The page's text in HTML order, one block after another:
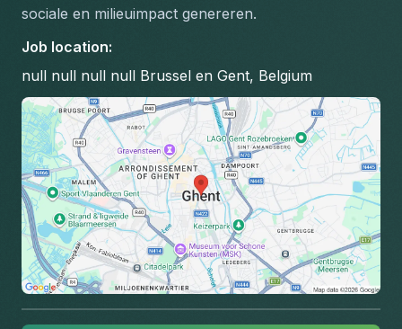
sociale en milieuimpact genereren.
Job location:
null null null null Brussel en Gent, Belgium